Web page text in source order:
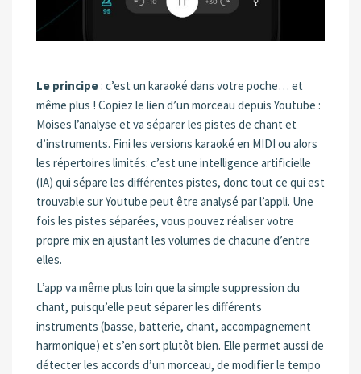
Le principe : c’est un karaoké dans votre poche… et
même plus ! Copiez le lien d’un morceau depuis Youtube :
Moises l’analyse et va séparer les pistes de chant et
d’instruments. Fini les versions karaoké en MIDI ou alors
les répertoires limités: c’est une intelligence artificielle
(IA) qui sépare les différentes pistes, donc tout ce qui est
trouvable sur Youtube peut être analysé par l’appli. Une
fois les pistes séparées, vous pouvez réaliser votre
propre mix en ajustant les volumes de chacune d’entre
elles.
L’app va même plus loin que la simple suppression du
chant, puisqu’elle peut séparer les différents
instruments (basse, batterie, chant, accompagnement
harmonique) et s’en sort plutôt bien. Elle permet aussi de
détecter les accords d’un morceau, de modifier le tempo